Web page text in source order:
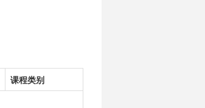
课程类别